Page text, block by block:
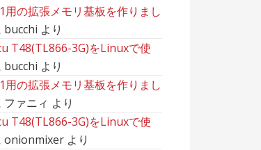
用の拡張メモリ基板を作りまし
bucchi より
T48(TL866-3G)をLinuxで使
bucchi より
用の拡張メモリ基板を作りまし
ファニィ より
T48(TL866-3G)をLinuxで使
onionmixer より